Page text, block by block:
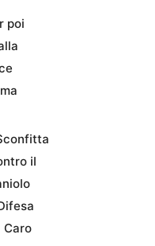
poi
il
Caro